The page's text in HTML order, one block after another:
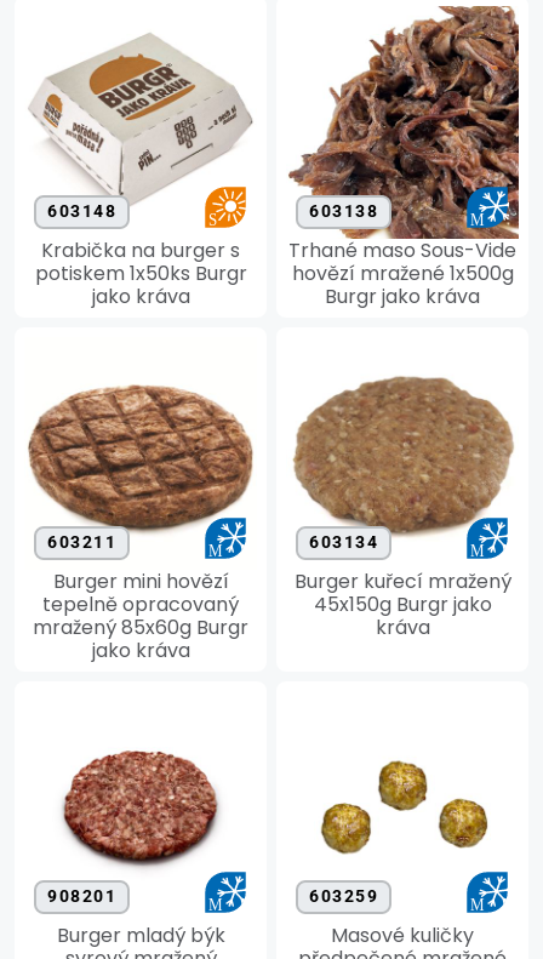
603148
Krabička na burger s
potiskem 1x50ks Burgr
jako kráva
603138
Trhané maso Sous-Vide
hovězí mražené 1x500g
Burgr jako kráva
603211
Burger mini hovězí
tepelně opracovaný
mražený 85x60g Burgr
jako kráva
603134
Burger kuřecí mražený
45x150g Burgr jako
kráva
908201
Burger mladý býk
603259
Masové kuličky